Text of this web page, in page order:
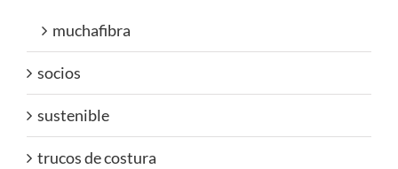
muchafibra
socios
sustenible
trucos de costura